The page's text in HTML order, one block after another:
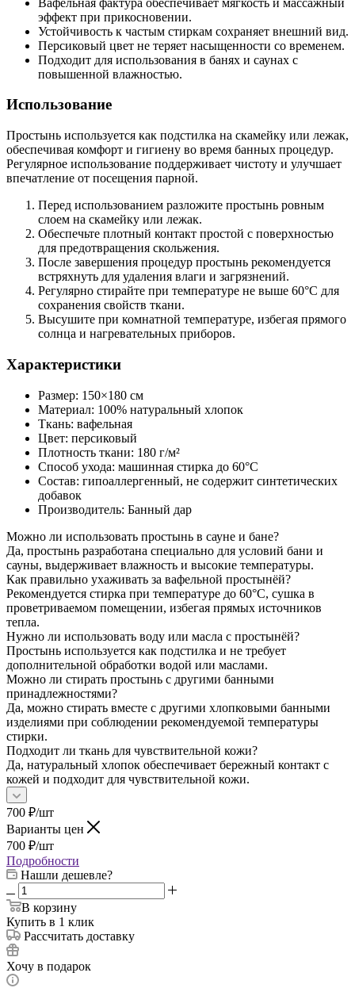
эффект при прикосновении.
Устойчивость к частым стиркам сохраняет внешний вид.
Персиковый цвет не теряет насыщенности со временем.
Подходит для использования в банях и саунах с
повышенной влажностью.
Использование
Простынь используется как подстилка на скамейку или лежак,
обеспечивая комфорт и гигиену во время банных процедур.
Регулярное использование поддерживает чистоту и улучшает
впечатление от посещения парной.
Перед использованием разложите простынь ровным
слоем на скамейку или лежак.
Обеспечьте плотный контакт простой с поверхностью
для предотвращения скольжения.
После завершения процедур простынь рекомендуется
встряхнуть для удаления влаги и загрязнений.
Регулярно стирайте при температуре не выше 60°C для
сохранения свойств ткани.
Высушите при комнатной температуре, избегая прямого
солнца и нагревательных приборов.
Характеристики
Размер: 150×180 см
Материал: 100% натуральный хлопок
Ткань: вафельная
Цвет: персиковый
Плотность ткани: 180 г/м²
Способ ухода: машинная стирка до 60°C
Состав: гипоаллергенный, не содержит синтетических
добавок
Производитель: Банный дар
Можно ли использовать простынь в сауне и бане?
Да, простынь разработана специально для условий бани и
сауны, выдерживает влажность и высокие температуры.
Как правильно ухаживать за вафельной простынёй?
Рекомендуется стирка при температуре до 60°C, сушка в
проветриваемом помещении, избегая прямых источников
тепла.
Нужно ли использовать воду или масла с простынёй?
Простынь используется как подстилка и не требует
дополнительной обработки водой или маслами.
Можно ли стирать простынь с другими банными
принадлежностями?
Да, можно стирать вместе с другими хлопковыми банными
изделиями при соблюдении рекомендуемой температуры
стирки.
Подходит ли ткань для чувствительной кожи?
Да, натуральный хлопок обеспечивает бережный контакт с
кожей и подходит для чувствительной кожи.
700 ₽/шт
Варианты цен
700 ₽/шт
Подробности
Нашли дешевле?
В корзину
Купить в 1 клик
Рассчитать доставку
Хочу в подарок